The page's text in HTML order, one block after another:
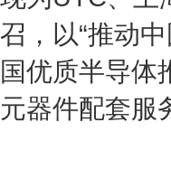
召，以“推动
国优质半导体
元器件配套服